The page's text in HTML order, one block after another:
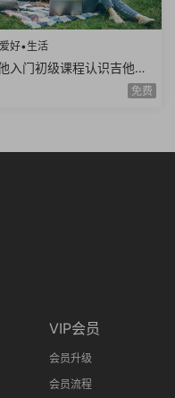
爱好•生活
入门初级课程认识吉他调
调弦E调音阶弹唱练习基础乐
免费
VIP会员
会员升级
会员流程